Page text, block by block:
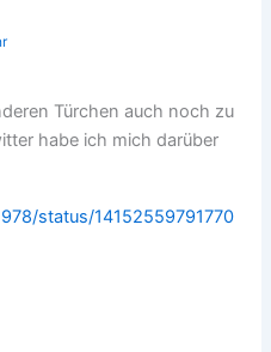
Türchen auch noch zu
habe ich mich darüber
status/14152559791770